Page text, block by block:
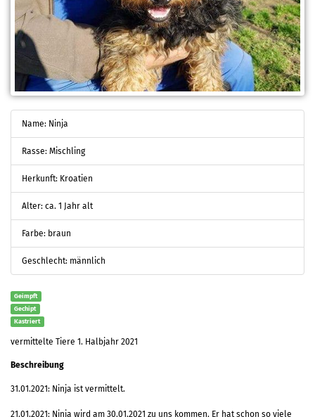
Name: Ninja
Rasse: Mischling
Herkunft: Kroatien
Alter: ca. 1 Jahr alt
Farbe: braun
Geschlecht: männlich
Geimpft
Gechipt
Kastriert
vermittelte Tiere 1. Halbjahr 2021
Beschreibung
31.01.2021: Ninja ist vermittelt.
21.01.2021: Ninja wird am 30.01.2021 zu uns kommen. Er hat schon so viele